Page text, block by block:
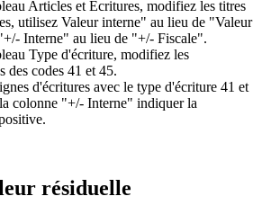
Articles et Écritures, modifiez les titres
utilisez Valeur interne" au lieu de "Valeur
Interne" au lieu de "+/- Fiscale".
Type d'écriture, modifiez les
des codes 41 et 45.
d'écritures avec le type d'écriture 41 et
colonne "+/- Interne" indiquer la
résiduelle